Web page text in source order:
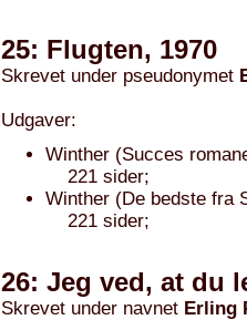
25: Flugten, 1970
Skrevet under pseudonymet
Udgaver:
Winther (Succes
221 sider;
Winther (De bedste fra
221 sider;
26: Jeg ved, at du
Skrevet under navnet Erling